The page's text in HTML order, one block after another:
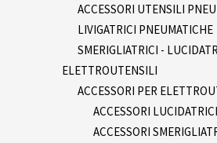
ACCESSORI UTENSILI
LIVIGATRICI PNEUMATICHE
SMERIGLIATRICI -
ELETTROUTENSILI
ACCESSORI PER
ACCESSORI LUCIDATRICI
ACCESSORI